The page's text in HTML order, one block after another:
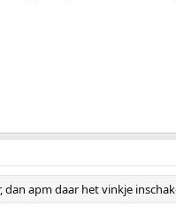
apm daar het vinkje